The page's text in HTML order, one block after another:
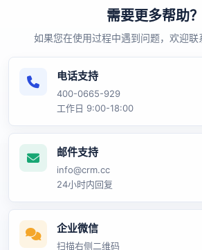
需要更多帮助？
如果您在使用过程中遇到问题，欢迎联
电话支持
400-0665-929
工作日 9:00-18:00
邮件支持
info@crm.cc
24小时内回复
企业微信
扫描右侧二维码